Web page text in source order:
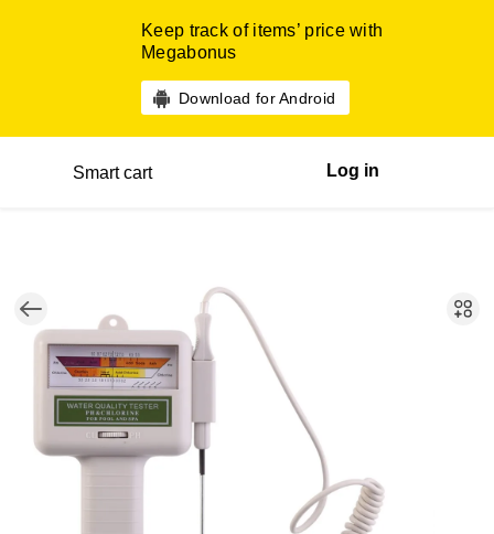
Keep track of items’ price with
Megabonus
Download for Android
Smart cart Log in